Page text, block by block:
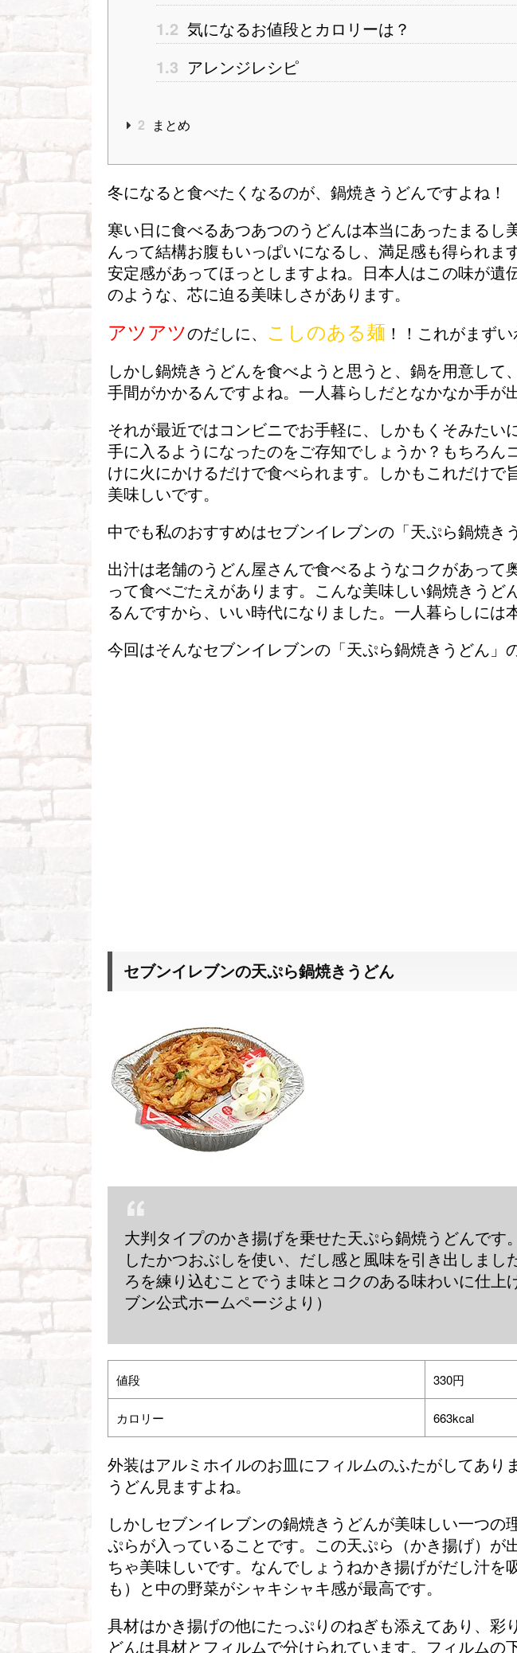
1.2 気になるお値段とカロリーは？
1.3 アレンジレシピ
2 まとめ
冬になると食べたくなるのが、鍋焼きうどんですよね！
寒い日に食べるあつあつのうどんは本当にあったまるし
んって結構お腹もいっぱいになるし、満足感も得られま
安定感があってほっとしますよね。日本人はこの味が遺
のような、芯に迫る美味しさがあります。
アツアツのだしに、 こしのある麺 ！！これがまず
しかし鍋焼きうどんを食べようと思うと、鍋を用意して
手間がかかるんですよね。一人暮らしだとなかなか手が
それが最近ではコンビニでお手軽に、しかもくそみたい
手に入るようになったのをご存知でしょうか？もちろん
けに火にかけるだけで食べられます。しかもこれだけで
美味しいです。
中でも私のおすすめはセブンイレブンの「天ぷら鍋焼き
出汁は老舗のうどん屋さんで食べるようなコクがあって
って食べごたえがあります。こんな美味しい鍋焼きうど
るんですから、いい時代になりました。一人暮らしには
今回はそんなセブンイレブンの「天ぷら鍋焼きうどん」
セブンイレブンの天ぷら鍋焼きうどん
大判タイプのかき揚げを乗せた天ぷら鍋焼うどんです
したかつおぶしを使い、だし感と風味を引き出しまし
ろを練り込むことでうま味とコクのある味わいに仕上
ブン公式ホームページより）
値段 330円
カロリー 663kcal
外装はアルミホイルのお皿にフィルムのふたがしてあり
うどん見ますよね。
しかしセブンイレブンの鍋焼きうどんが美味しい一つの
ぷらが入っていることです。この天ぷら（かき揚げ）が
ちゃ美味しいです。なんでしょうねかき揚げがだし汁を
も）と中の野菜がシャキシャキ感が最高です。
具材はかき揚げの他にたっぷりのねぎも添えてあり、彩
どんは具材とフィルムで分けられています。フィルムの